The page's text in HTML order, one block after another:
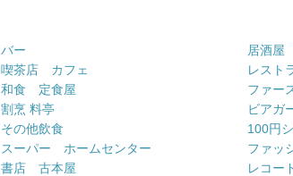
バー
居酒屋
喫茶店 カフェ
レスト
和食 定食屋
ファー
割烹 料亭
ビアガ
その他飲食
100円
スーパー ホームセンター
ファッ
書店 古本屋
レコー